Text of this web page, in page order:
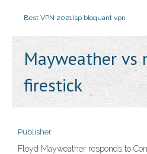
Best VPN 2021Isp bloquant vpn
Mayweather vs
firestick
Publisher
Floyd Mayweather responds to